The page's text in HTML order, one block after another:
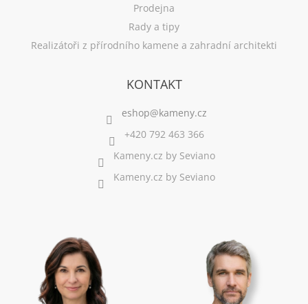
Prodejna
Rady a tipy
Realizátoři z přírodního kamene a zahradní architekti
KONTAKT
+420 792 463 366
Kameny.cz by Seviano
Kameny.cz by Seviano